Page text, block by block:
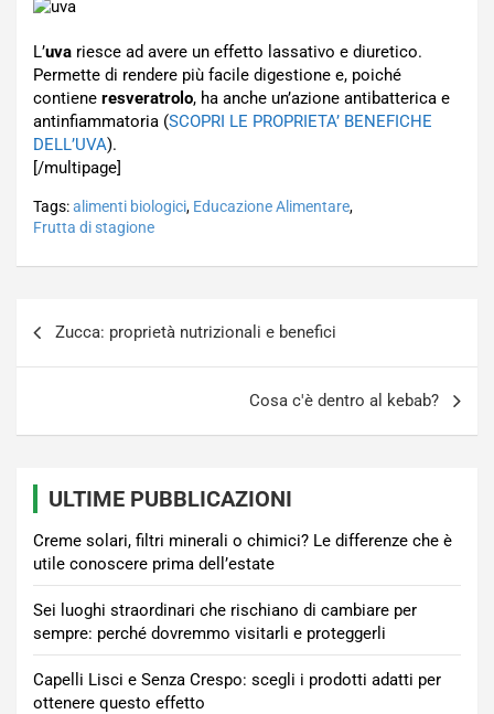
L’uva riesce ad avere un effetto lassativo e diuretico.
Permette di rendere più facile digestione e, poiché
contiene resveratrolo, ha anche un’azione antibatterica e
antinfiammatoria (SCOPRI LE PROPRIETA’ BENEFICHE
DELL’UVA).
[/multipage]
Tags:alimenti biologici, Educazione Alimentare,
Frutta di stagione
Zucca: proprietà nutrizionali e benefici
Cosa c'è dentro al kebab?
ULTIME PUBBLICAZIONI
Creme solari, filtri minerali o chimici? Le differenze che è
utile conoscere prima dell’estate
Sei luoghi straordinari che rischiano di cambiare per
sempre: perché dovremmo visitarli e proteggerli
Capelli Lisci e Senza Crespo: scegli i prodotti adatti per
ottenere questo effetto